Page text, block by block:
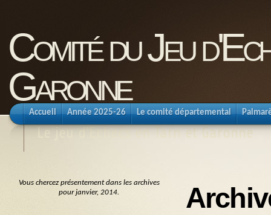
Comité du Jeu
Garonne
Le jeu d'Echecs en Tarn et Garonne
Accueil Année 2025-26 Le comité départemental
Vous chercez présentement dans les archives
pour janvier, 2014.